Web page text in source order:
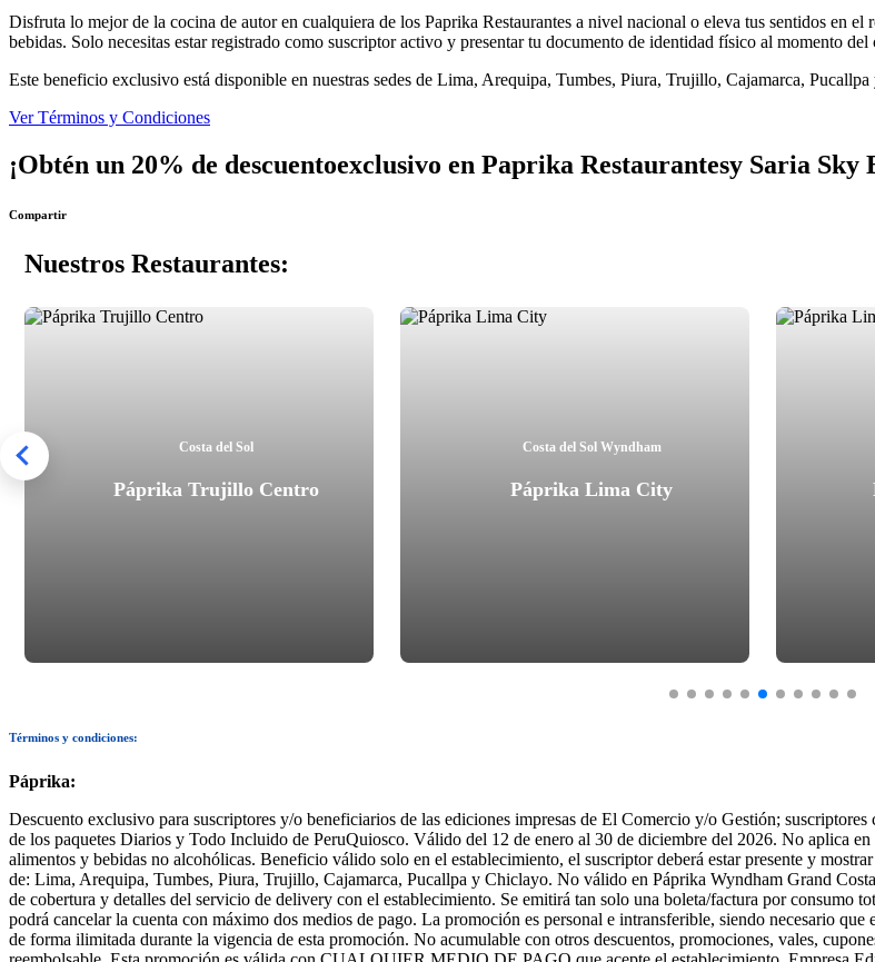
Disfruta lo mejor de la cocina de autor en cualquiera de los Paprika Restaurantes a nivel nacional o eleva tus sentidos en
bebidas. Solo necesitas estar registrado como suscriptor activo y presentar tu documento de identidad físico al momento del
Este beneficio exclusivo está disponible en nuestras sedes de Lima, Arequipa, Tumbes, Piura, Trujillo, Cajamarca,
Ver Términos y Condiciones
¡Obtén un 20% de descuentoexclusivo en Paprika Restaurantesy Saria Sky
Compartir
Nuestros Restaurantes:
Costa del Sol
Páprika Trujillo Centro
Costa del Sol Wyndham
Páprika Lima City
Términos y condiciones:
Páprika:
Descuento exclusivo para suscriptores y/o beneficiarios de las ediciones impresas de El Comercio y/o Gestión;
de los paquetes Diarios y Todo Incluido de PeruQuiosco. Válido del 12 de enero al 30 de diciembre del 2026. No aplica
alimentos y bebidas no alcohólicas. Beneficio válido solo en el establecimiento, el suscriptor deberá estar presente y
de: Lima, Arequipa, Tumbes, Piura, Trujillo, Cajamarca, Pucallpa y Chiclayo. No válido en Páprika Wyndham Grand
de cobertura y detalles del servicio de delivery con el establecimiento. Se emitirá tan solo una boleta/factura por consumo
podrá cancelar la cuenta con máximo dos medios de pago. La promoción es personal e intransferible, siendo necesario
de forma ilimitada durante la vigencia de esta promoción. No acumulable con otros descuentos, promociones, vales,